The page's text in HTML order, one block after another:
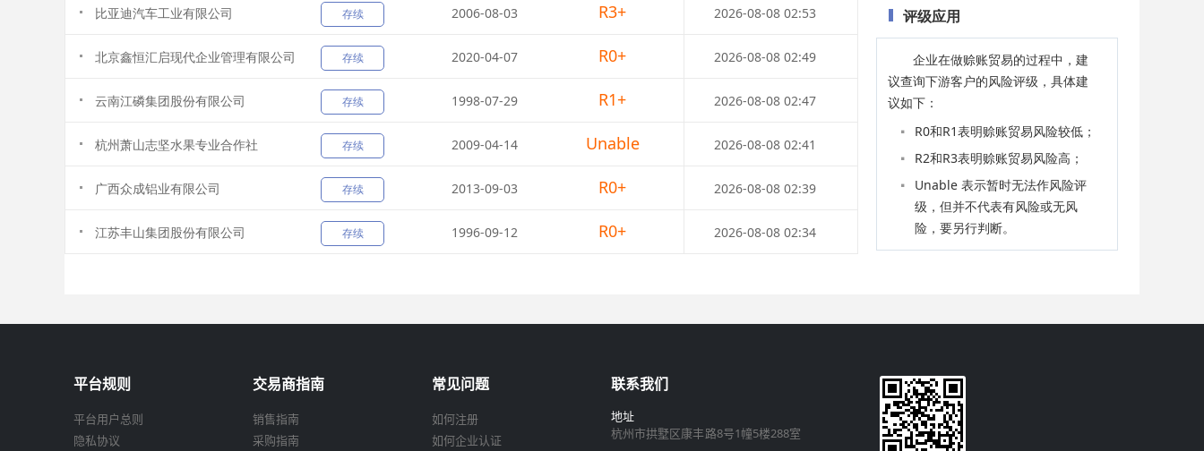
平台规则
平台用户总则
隐私协议
交易商指南
销售指南
采购指南
常见问题
如何注册
如何企业认证
联系我们
地址
杭州市拱墅区康丰路8号1幢5楼288室